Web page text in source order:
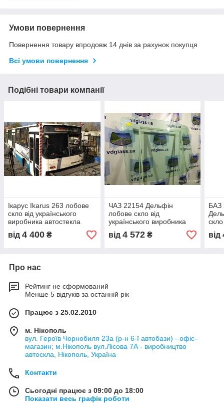
Умови повернення
Повернення товару впродовж 14 днів за рахунок покупця
Всі умови повернення
Подібні товари компанії
Ікарус Ikarus 263 лобове
скло від українського
виробника автостекла
від 4 400 ₴
ЧАЗ 22154 Дельфін
лобове скло від
українського виробника
автостекла
від 4 572₴
БАЗ
скло
від
Про нас
Рейтинг не сформований
Менше 5 відгуків за останній рік
Працює з 25.02.2010
м. Нікополь
вул. Героїв Чорнобиля 23а (р-н 6-ї автобази) - офіс-
магазин; м.Нікополь вул.Лісова 7А - виробництво
автоскла, Нікополь, Україна
Контакти
Сьогодні працює з 09:00 до 18:00
Показати весь графік роботи